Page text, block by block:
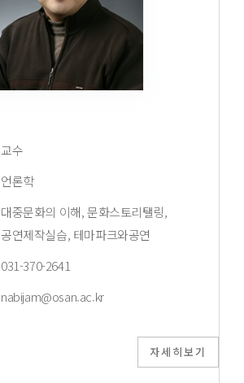
교수
언론학
대중문화의 이해, 문화스토리탤링,
공연제작실습, 테마파크와공연
031-370-2641
nabijam@osan.ac.kr
자세히보기